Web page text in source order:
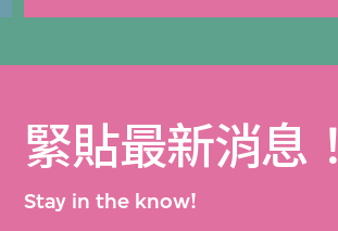
緊貼最新消息！
Stay in the know!